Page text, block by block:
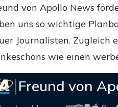
von Apollo News
uns so wichtige
Journalisten. Zugleich
wie einen
Freund von